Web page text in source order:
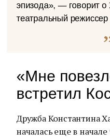
эпизода», — говорит о
театральный
«Мне
встретил
Дружба Константина
началась еще в